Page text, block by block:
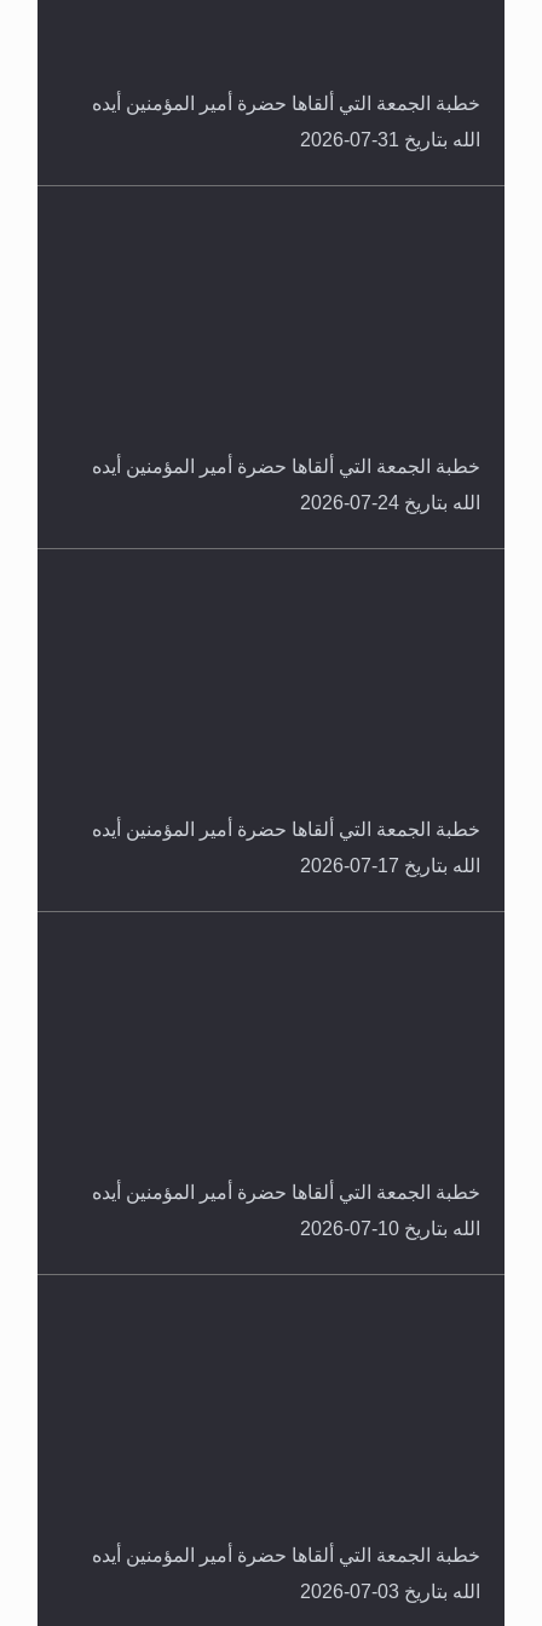
سورة التكوير تُنبئ بزمن بعثة المسيح الموعود عليه
خطبة الجمعة التي ألقاها حضرة أمير المؤمنين أيده
الله بتاريخ 31-07-2026
خطبة الجمعة التي ألقاها حضرة أمير المؤمنين أيده
الله بتاريخ 24-07-2026
خطبة الجمعة التي ألقاها حضرة أمير المؤمنين أيده
الله بتاريخ 17-07-2026
خطبة الجمعة التي ألقاها حضرة أمير المؤمنين أيده
الله بتاريخ 10-07-2026
خطبة الجمعة التي ألقاها حضرة أمير المؤمنين أيده
الله بتاريخ 03-07-2026